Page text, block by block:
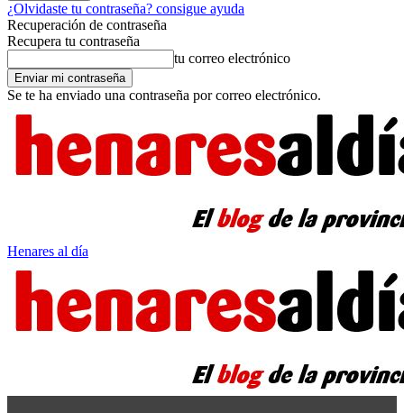
¿Olvidaste tu contraseña? consigue ayuda
Recuperación de contraseña
Recupera tu contraseña
tu correo electrónico
Se te ha enviado una contraseña por correo electrónico.
Henares al día